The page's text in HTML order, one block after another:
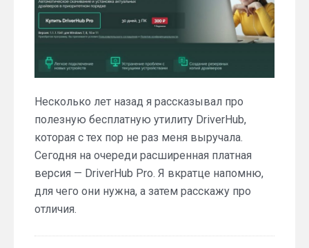
Несколько лет назад я рассказывал про
полезную бесплатную утилиту DriverHub,
которая с тех пор не раз меня выручала.
Сегодня на очереди расширенная платная
версия — DriverHub Pro. Я вкратце напомню,
для чего они нужна, а затем расскажу про
отличия.